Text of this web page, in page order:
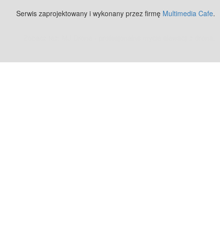
Serwis zaprojektowany i wykonany przez firmę Multimedia Cafe.